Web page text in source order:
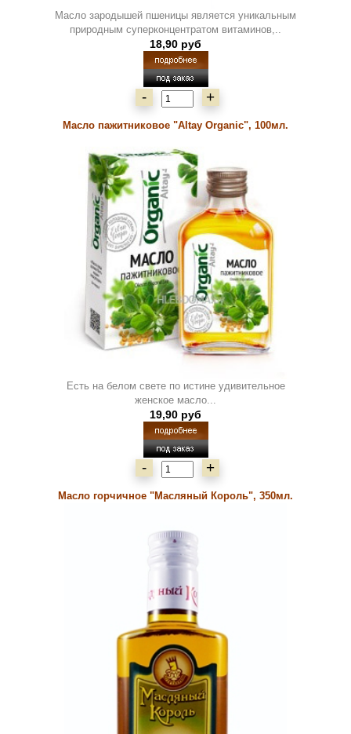
Масло зародышей пшеницы является уникальным
природным суперконцентратом витаминов,..
18,90 руб
- +
Масло пажитниковое "Altay Organic", 100мл.
Есть на белом свете по истине удивительное
женское масло...
19,90 руб
- +
Масло горчичное "Масляный Король", 350мл.